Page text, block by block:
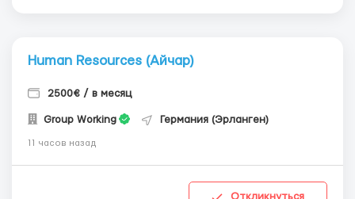
Human Resources (Айчар)
2500€ / в месяц
Group Working Германия (Эрланген)
11 часов назад
Откликнуться